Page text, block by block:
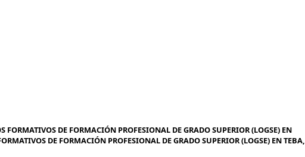
DE FORMACIÓN PROFESIONAL DE GRADO SUPERIOR (LOGSE) EN
DE FORMACIÓN PROFESIONAL DE GRADO SUPERIOR (LOGSE) EN TEBA,